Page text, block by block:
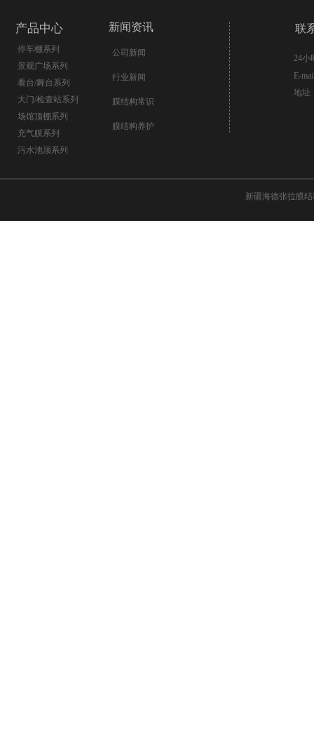
公司新闻
行业新闻
膜结构常识
膜结构养护
停车棚系列
景观广场系列
看台/舞台系列
大门/检查站系列
场馆顶棚系列
充气膜系列
污水池顶系列
产品中心 新闻资讯
24小
E-
地址
联
新疆海德张拉膜结